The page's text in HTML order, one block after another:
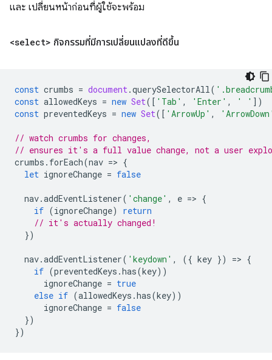
และ เปลี่ยนหน้าก่อนที่ผู้ใช้จะพร้อม
<select> กิจกรรมที่มีการเปลี่ยนแปลงที่ดีขึ้น
const crumbs = document.querySelectorAll(
const allowedKeys = new Set([ 'Tab' , 'Enter' , ' ' ])
const preventedKeys = new Set([ 'ArrowUp' ,
// watch crumbs for changes,
// ensures it's a full value change, not a user
crumbs . forEach(nav => {
let ignoreChange = false
nav.addEventListener( 'change' , e => {
if (ignoreChange)
return
// it's actually changed!
})
nav.addEventListener( 'keydown' , ({ key }) => {
if (preventedKeys .has(key))
ignoreChange = true
else if (allowedKeys .has(key))
ignoreChange = false
})
})